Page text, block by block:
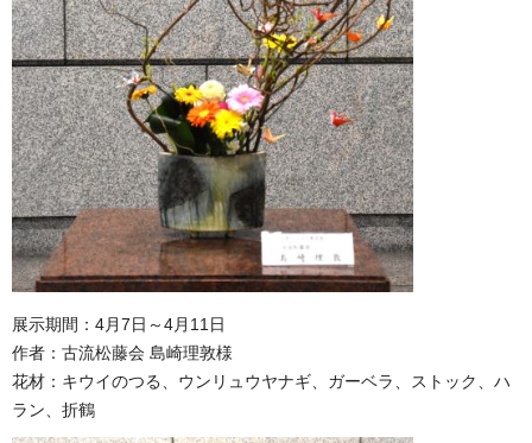
展示期間：4月7日～4月11日
作者：古流松藤会 島崎理敦様
花材：キウイのつる、ウンリュウヤナギ、ガーベラ、ストック、ハ
ラン、折鶴